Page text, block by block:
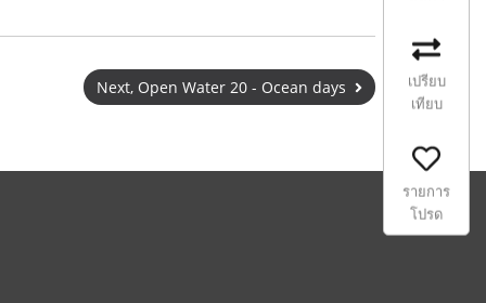
Next, Open Water 20 - Ocean days
เปรียบ
เทียบ
รายการ
โปรด